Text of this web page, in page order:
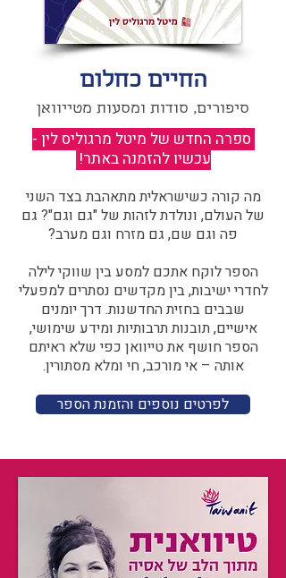
החיים כחלום
סיפורים, סודות ומסעות מטייוואן
ספרה החדש של מיטל מרגוליס לין -
עכשיו להזמנה באתר!
מה קורה כשישראלית מתאהבת בצד השני
של העולם, ונולדת לזהות של "גם וגם"? גם
פה וגם שם, גם מזרח וגם מערב?​​
הספר לוקח אתכם למסע בין שווקי לילה
לחדרי ישיבות, בין מקדשים נסתרים למפעלי
שבבים בחזית החדשנות. דרך יומנים
אישיים, תובנות תרבותיות ומידע שימושי,
הספר חושף את טייוואן כפי שלא ראיתם
אותה – אי מורכב, חי ומלא מסתורין.
לפרטים נוספים והזמנת הספר